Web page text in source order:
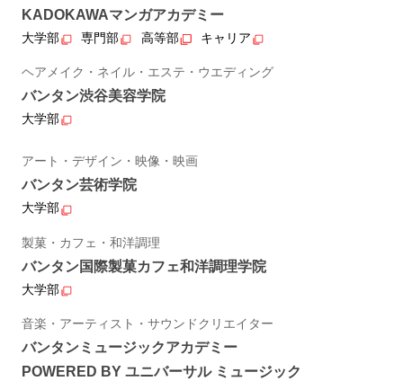
KADOKAWAマンガアカデミー
大学部 専門部 高等部 キャリア
ヘアメイク・ネイル・エステ・ウエディング
バンタン渋谷美容学院
大学部
アート・デザイン・映像・映画
バンタン芸術学院
大学部
製菓・カフェ・和洋調理
バンタン国際製菓カフェ和洋調理学院
大学部
音楽・アーティスト・サウンドクリエイター
バンタンミュージックアカデミー
POWERED BY ユニバーサル ミュージック